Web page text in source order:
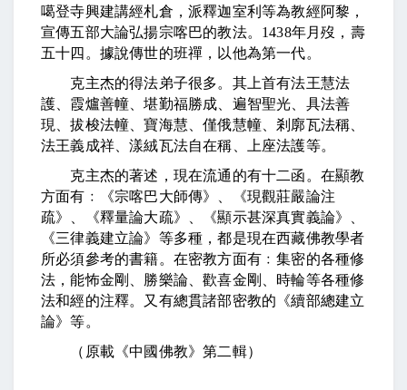
噶登寺興建講經札倉，派釋迦室利等為教經阿黎，
宣傳五部大論弘揚宗喀巴的教法。 1438年月歿，壽
五十四。據說傳世的班禪，以他為第一代。
克主杰的得法弟子很多。其上首有法王慧法
護、霞爐善幢、堪勤福勝成、遍智聖光、具法善
現、拔梭法幢、寶海慧、僅俄慧幢、剎廓瓦法稱、
法王義成祥、漾絨瓦法自在稱、上座法護等。
克主杰的著述，現在流通的有十二函。在顯教
方面有﹕《宗喀巴大師傳》、《現觀莊嚴論注
疏》、《釋量論大疏》、《顯示甚深真實義論》、
《三律義建立論》等多種，都是現在西藏佛教學者
所必須參考的書籍。在密教方面有﹕集密的各種修
法，能怖金剛、勝樂論、歡喜金剛、時輪等各種修
法和經的注釋。又有總貫諸部密教的《續部總建立
論》等。
（原載《中國佛教》第二輯）